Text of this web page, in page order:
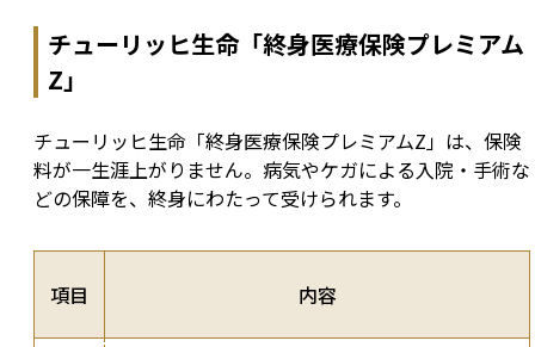
チューリッヒ生命「終身医療保険プレミアム
Z」
チューリッヒ生命「終身医療保険プレミアムZ」は、保険
料が一生涯上がりません。病気やケガによる入院・手術な
どの保障を、終身にわたって受けられます。
項目 内容